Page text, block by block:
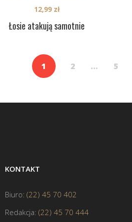
Łosie atakują samotnie
12,99 zł
1 2 … 5
KONTAKT
Biuro: (22) 45 70 402
Redakcja: (22) 45 70 444